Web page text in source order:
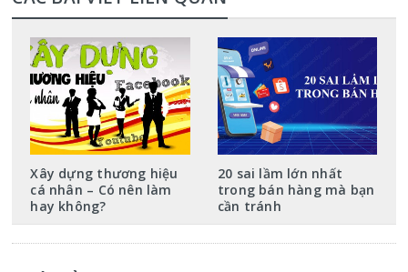
Xây dựng thương hiệu
cá nhân – Có nên làm
hay không?
20 sai lầm lớn nhất
trong bán hàng mà bạn
cần tránh